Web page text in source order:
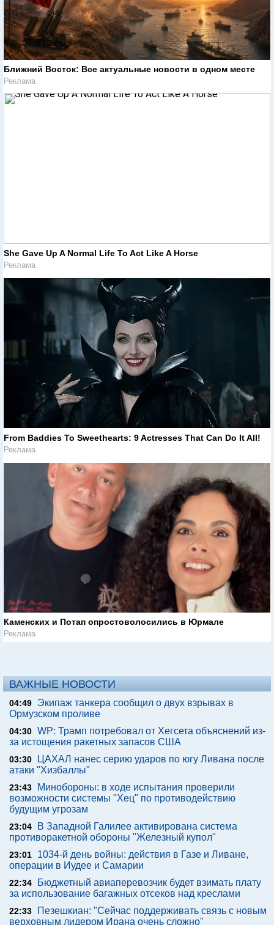
Ближний Восток: Все актуальные новости в одном месте
Реклама
She Gave Up A Normal Life To Act Like A Horse
Реклама
From Baddies To Sweethearts: 9 Actresses That Can Do It All!
Реклама
Каменских и Потап опростоволосились в Юрмале
Реклама
ВАЖНЫЕ НОВОСТИ
04:49
Экипаж танкера сообщил о двух взрывах в
Ормузском проливе
04:30 WP: Трамп потребовал от Хегсета объяснений из-
за истощения ракетных запасов США
03:30
ЦАХАЛ нанес серию ударов по югу Ливана после
атаки "Хизбаллы"
23:43
Минобороны: в ходе испытания проверили
возможности системы "Хец" по противодействию
будущим угрозам
23:04
В Западной Галилее активирована система
противоракетной обороны "Железный купол"
23:01
1034-й день войны: действия в Газе и Ливане,
операции в Иудее и Самарии
22:34
Бюджетный авиаперевозчик будет взимать плату
за использование багажных отсеков над креслами
22:33
Пезешкиан: "Сейчас поддерживать связь с новым
верховным лидером Ирана очень сложно"